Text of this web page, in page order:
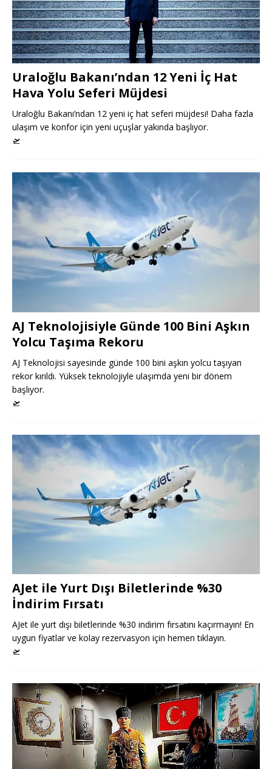
Uraloğlu Bakanı’ndan 12 Yeni İç Hat
Hava Yolu Seferi Müjdesi
Uraloğlu Bakanı’ndan 12 yeni iç hat seferi müjdesi! Daha fazla
ulaşım ve konfor için yeni uçuşlar yakında başlıyor.
🛫
AJ Teknolojisiyle Günde 100 Bini Aşkın
Yolcu Taşıma Rekoru
AJ Teknolojisi sayesinde günde 100 bini aşkın yolcu taşıyan
rekor kırıldı. Yüksek teknolojiyle ulaşımda yeni bir dönem
başlıyor.
🛫
AJet ile Yurt Dışı Biletlerinde %30
İndirim Fırsatı
AJet ile yurt dışı biletlerinde %30 indirim fırsatını kaçırmayın! En
uygun fiyatlar ve kolay rezervasyon için hemen tıklayın.
🛫